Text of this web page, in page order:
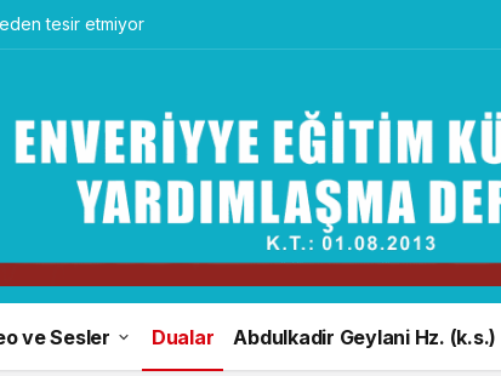
tesir etmiyor
ve Sesler Dualar Abdulkadir Geylani Hz. (k.s.)